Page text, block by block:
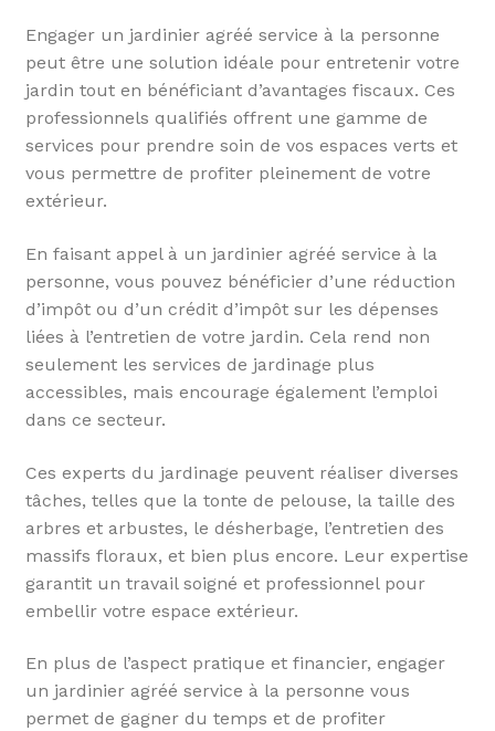
Engager un jardinier agréé service à la personne
peut être une solution idéale pour entretenir votre
jardin tout en bénéficiant d’avantages fiscaux. Ces
professionnels qualifiés offrent une gamme de
services pour prendre soin de vos espaces verts et
vous permettre de profiter pleinement de votre
extérieur.
En faisant appel à un jardinier agréé service à la
personne, vous pouvez bénéficier d’une réduction
d’impôt ou d’un crédit d’impôt sur les dépenses
liées à l’entretien de votre jardin. Cela rend non
seulement les services de jardinage plus
accessibles, mais encourage également l’emploi
dans ce secteur.
Ces experts du jardinage peuvent réaliser diverses
tâches, telles que la tonte de pelouse, la taille des
arbres et arbustes, le désherbage, l’entretien des
massifs floraux, et bien plus encore. Leur expertise
garantit un travail soigné et professionnel pour
embellir votre espace extérieur.
En plus de l’aspect pratique et financier, engager
un jardinier agréé service à la personne vous
permet de gagner du temps et de profiter